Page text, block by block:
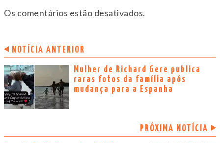
Os comentários estão desativados.
NOTÍCIA ANTERIOR
Mulher de Richard Gere publica
raras fotos da família após
mudança para a Espanha
PRÓXIMA NOTÍCIA